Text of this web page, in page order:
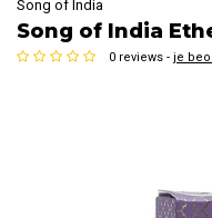
Song of India
Song of India
0 reviews - je